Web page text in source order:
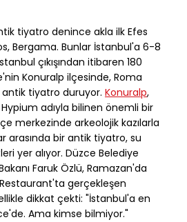
tiyatro denince akla ilk Efes
Bergama. Bunlar İstanbul'a 6-8
çıkışından itibaren 180
Konuralp ilçesinde, Roma
tiyatro duruyor. Konuralp,
adıyla bilinen önemli bir
merkezinde arkeolojik kazılarla
arasında bir antik tiyatro, su
yer alıyor. Düzce Belediye
Faruk Özlü, Ramazan'da
gerçekleşen
dikkat çekti: "İstanbul'a en
Ama kimse bilmiyor."